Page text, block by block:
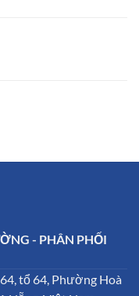
- PHÂN PHỐI
tổ 64, Phường Hoà